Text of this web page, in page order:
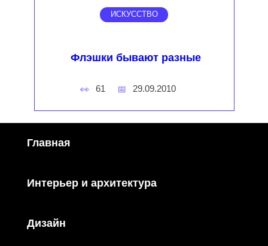
ИСКУССТВО
Флэшки бывают разные
61 29.09.2010
Главная
Интерьер и архитектура
Дизайн